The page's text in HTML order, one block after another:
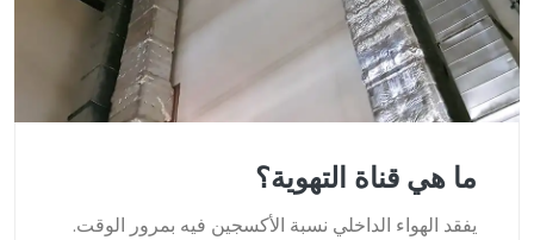
ما هي قناة التهوية؟
يفقد الهواء الداخلي نسبة الأكسجين فيه بمرور الوقت.